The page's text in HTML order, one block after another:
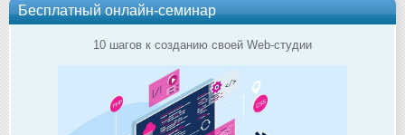
Бесплатный онлайн-семинар
10 шагов к созданию своей Web-студии